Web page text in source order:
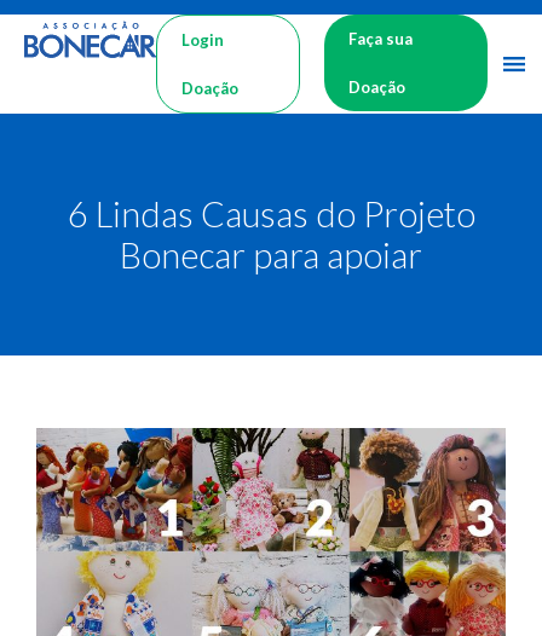
Login
Doação
Faça sua
Doação
6 Lindas Causas do Projeto
Bonecar para apoiar